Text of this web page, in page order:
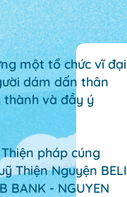
một tổ chức vĩ đại
dám dấn thân
và đầy ý
pháp cúng
Thiện Nguyện BELI
BANK - NGUYEN